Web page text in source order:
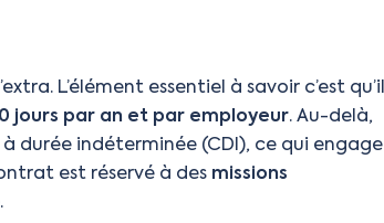
L’élément essentiel à savoir c’est qu’il
jours par an et par employeur. Au-delà,
durée indéterminée (CDI), ce qui engage
est réservé à des missions